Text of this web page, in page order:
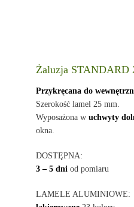
Żaluzja
Przykręcana do
Szerokość lamel 25 mm.
Wyposażona wuchwyty
okna.
DOSTĘPNA:
3 – 5 dni od pomiaru
LAMELE ALUMINIOWE: